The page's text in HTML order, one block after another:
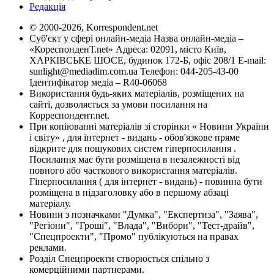
Редакція
© 2000-2026, Korrespondent.net
Суб'єкт у сфері онлайн-медіа Назва онлайн-медіа –
«КореспонденТ.net» Адреса: 02091, місто Київ,
ХАРКІВСЬКЕ ШОСЕ, будинок 172-Б, офіс 208/1 E-mail:
sunlight@mediadim.com.ua Телефон: 044-205-43-00
Ідентифікатор медіа – R40-06068
Використання будь-яких матеріалів, розміщених на
сайті, дозволяється за умови посилання на
Корреспондент.net.
При копіюванні матеріалів зі сторінки « Новини України
і світу» , для інтернет - видань - обов'язкове пряме
відкрите для пошукових систем гіперпосилання .
Посилання має бути розміщена в незалежності від
повного або часткового використання матеріалів.
Гіперпосилання ( для інтернет - видань) - повинна бути
розміщена в підзаголовку або в першому абзаці
матеріалу.
Новини з позначками "Думка", "Експертиза", "Заява",
"Регіони", "Гроші", "Влада", "Вибори", "Тест-драйв",
"Спецпроекти", "Промо" публікуються на правах
реклами.
Розділ Спецпроекти створюється спільно з
комерційними партнерами.